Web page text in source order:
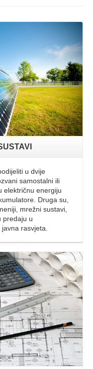
u dvije
samostalni ili
električnu energiju
Druga su,
mrežni sustavi,
predaju u
rasvjeta.